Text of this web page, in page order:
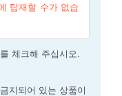
탑재할 수가 없습
체크해 주십시오.
지되어 있는 상품이